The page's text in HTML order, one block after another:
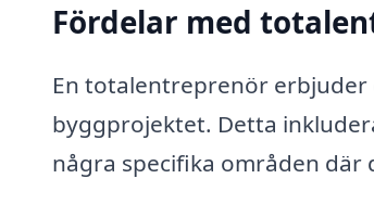
Fördelar med
En totalentreprenör erbjuder
byggprojektet. Detta
några specifika områden där